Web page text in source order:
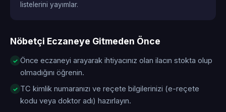
listelerini yayımlar.
Nöbetçi Eczaneye Gitmeden Önce
Önce eczaneyi arayarak ihtiyacınız olan ilacın stokta olup
olmadığını öğrenin.
TC kimlik numaranızı ve reçete bilgilerinizi (e-reçete
kodu veya doktor adı) hazırlayın.